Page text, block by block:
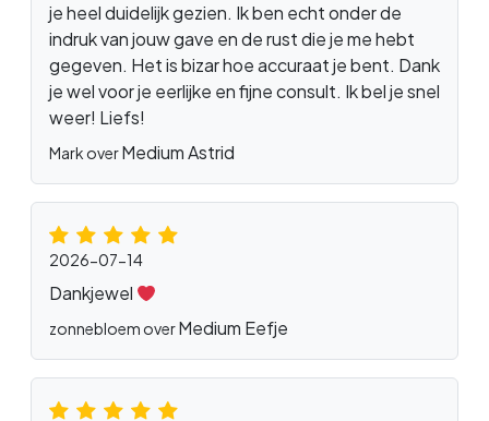
je heel duidelijk gezien. Ik ben echt onder de
indruk van jouw gave en de rust die je me hebt
gegeven. Het is bizar hoe accuraat je bent. Dank
je wel voor je eerlijke en fijne consult. Ik bel je snel
weer! Liefs!
Mark overMedium Astrid
2026-07-14
Dankjewel
zonnebloem overMedium Eefje